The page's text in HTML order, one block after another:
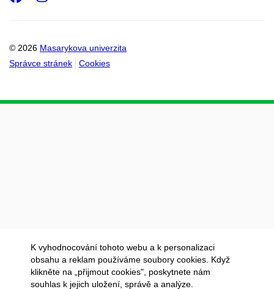
© 2026 Masarykova univerzita
Správce stránek
Cookies
K vyhodnocování tohoto webu a k personalizaci
obsahu a reklam používáme soubory cookies. Když
klikněte na „přijmout cookies", poskytnete nám
souhlas k jejich uložení, správě a analýze.